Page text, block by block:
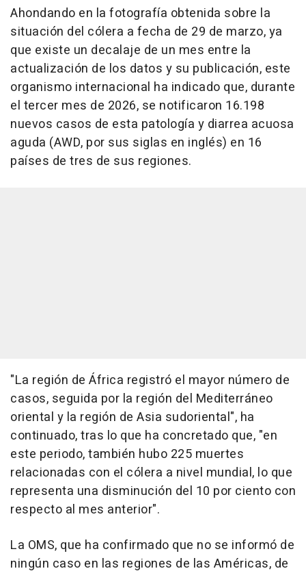
Ahondando en la fotografía obtenida sobre la
situación del cólera a fecha de 29 de marzo, ya
que existe un decalaje de un mes entre la
actualización de los datos y su publicación, este
organismo internacional ha indicado que, durante
el tercer mes de 2026, se notificaron 16.198
nuevos casos de esta patología y diarrea acuosa
aguda (AWD, por sus siglas en inglés) en 16
países de tres de sus regiones.
"La región de África registró el mayor número de
casos, seguida por la región del Mediterráneo
oriental y la región de Asia sudoriental", ha
continuado, tras lo que ha concretado que, "en
este periodo, también hubo 225 muertes
relacionadas con el cólera a nivel mundial, lo que
representa una disminución del 10 por ciento con
respecto al mes anterior".
La OMS, que ha confirmado que no se informó de
ningún caso en las regiones de las Américas, de